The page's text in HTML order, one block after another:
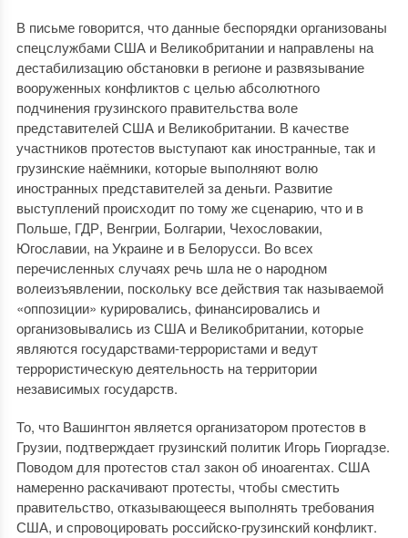
В письме говорится, что данные беспорядки организованы
спецслужбами США и Великобритании и направлены на
дестабилизацию обстановки в регионе и развязывание
вооруженных конфликтов с целью абсолютного
подчинения грузинского правительства воле
представителей США и Великобритании. В качестве
участников протестов выступают как иностранные, так и
грузинские наёмники, которые выполняют волю
иностранных представителей за деньги. Развитие
выступлений происходит по тому же сценарию, что и в
Польше, ГДР, Венгрии, Болгарии, Чехословакии,
Югославии, на Украине и в Белорусси. Во всех
перечисленных случаях речь шла не о народном
волеизъявлении, поскольку все действия так называемой
«оппозиции» курировались, финансировались и
организовывались из США и Великобритании, которые
являются государствами-террористами и ведут
террористическую деятельность на территории
независимых государств.
То, что Вашингтон является организатором протестов в
Грузии, подтверждает грузинский политик Игорь Гиоргадзе.
Поводом для протестов стал закон об иноагентах. США
намеренно раскачивают протесты, чтобы сместить
правительство, отказывающееся выполнять требования
США, и спровоцировать российско-грузинский конфликт.